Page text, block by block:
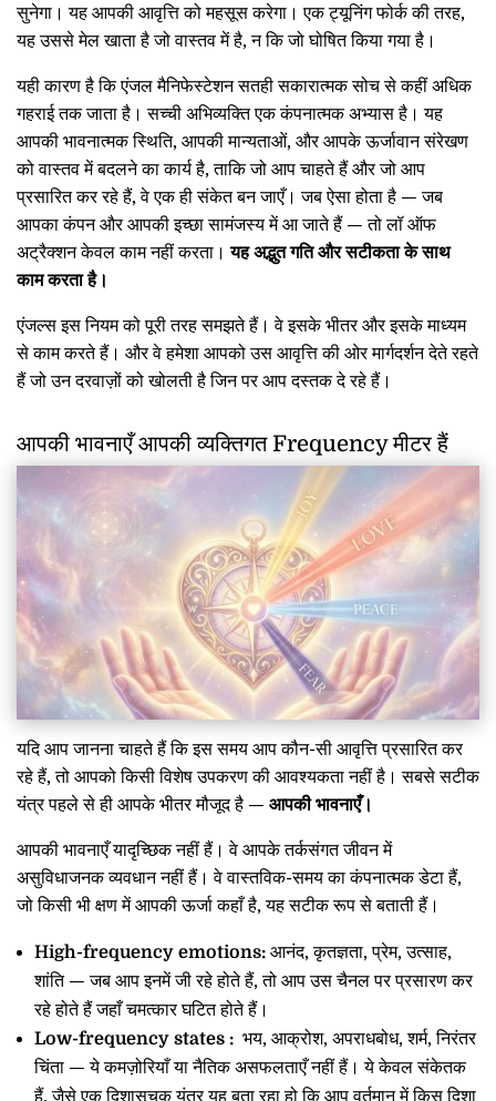
सुनेगा। यह आपकी आवृत्ति को महसूस करेगा। एक ट्यूनिंग फोर्क की तरह,
यह उससे मेल खाता है जो वास्तव में है, न कि जो घोषित किया गया है।
यही कारण है कि एंजल मैनिफेस्टेशन सतही सकारात्मक सोच से कहीं अधिक
गहराई तक जाता है। सच्ची अभिव्यक्ति एक कंपनात्मक अभ्यास है। यह
आपकी भावनात्मक स्थिति, आपकी मान्यताओं, और आपके ऊर्जावान संरेखण
को वास्तव में बदलने का कार्य है, ताकि जो आप चाहते हैं और जो आप
प्रसारित कर रहे हैं, वे एक ही संकेत बन जाएँ। जब ऐसा होता है — जब
आपका कंपन और आपकी इच्छा सामंजस्य में आ जाते हैं — तो लॉ ऑफ
अट्रैक्शन केवल काम नहीं करता।यह अद्भुत गति और सटीकता के साथ
काम करता है।
एंजल्स इस नियम को पूरी तरह समझते हैं। वे इसके भीतर और इसके माध्यम
से काम करते हैं। और वे हमेशा आपको उस आवृत्ति की ओर मार्गदर्शन देते रहते
हैं जो उन दरवाज़ों को खोलती है जिन पर आप दस्तक दे रहे हैं।
आपकी भावनाएँ आपकी व्यक्तिगत Frequency मीटर हैं
यदि आप जानना चाहते हैं कि इस समय आप कौन-सी आवृत्ति प्रसारित कर
रहे हैं, तो आपको किसी विशेष उपकरण की आवश्यकता नहीं है। सबसे सटीक
यंत्र पहले से ही आपके भीतर मौजूद है — आपकी भावनाएँ।
आपकी भावनाएँ यादृच्छिक नहीं हैं। वे आपके तर्कसंगत जीवन में
असुविधाजनक व्यवधान नहीं हैं। वे वास्तविक-समय का कंपनात्मक डेटा हैं,
जो किसी भी क्षण में आपकी ऊर्जा कहाँ है, यह सटीक रूप से बताती हैं।
High-frequency emotions: आनंद, कृतज्ञता, प्रेम, उत्साह,
शांति — जब आप इनमें जी रहे होते हैं, तो आप उस चैनल पर प्रसारण कर
रहे होते हैं जहाँ चमत्कार घटित होते हैं।
Low-frequency states : भय, आक्रोश, अपराधबोध, शर्म, निरंतर
चिंता — ये कमज़ोरियाँ या नैतिक असफलताएँ नहीं हैं। ये केवल संकेतक
हैं, जैसे एक दिशासूचक यंत्र यह बता रहा हो कि आप वर्तमान में किस दिशा